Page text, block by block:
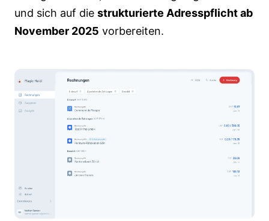
und sich auf die strukturierte Adresspflicht ab
November 2025 vorbereiten.